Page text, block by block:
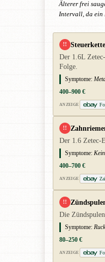
Älterer frei
Intervall, da ein
!!
Der 1.6L
Folge.
Symptome:
400–900 €
ANZEIGE
!!
Der 1.6 Zetec-
Symptome:
400–700 €
ANZEIGE
!!
Die
Symptome:
80–250 €
ANZEIGE